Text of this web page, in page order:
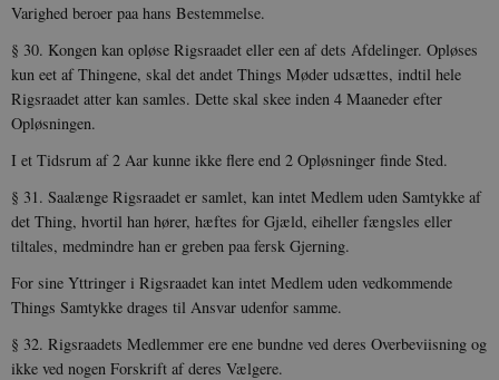
Varighed beroer paa hans Bestemmelse.
§ 30. Kongen kan opløse Rigsraadet eller een af dets Afdelin­ger. Opløses
kun eet af Thingene, skal det andet Things Møder udsættes, indtil hele
Rigsraadet atter kan samles. Dette skal skee inden 4 Maaneder efter
Opløsningen.
I et Tidsrum af 2 Aar kunne ikke flere end 2 Opløsninger finde Sted.
§ 31. Saalænge Rigsraadet er samlet, kan intet Medlem uden Samtykke af
det Thing, hvortil han hører, hæftes for Gjæld, eiheller fængsles eller
tiltales, medmindre han er greben paa fersk Gjer­ning.
For sine Yttringer i Rigsraadet kan intet Medlem uden vedkom­mende
Things Samtykke drages til Ansvar udenfor samme.
§ 32. Rigsraadets Medlemmer ere ene bundne ved deres Over­beviisning og
ikke ved nogen Forskrift af deres Vælgere.